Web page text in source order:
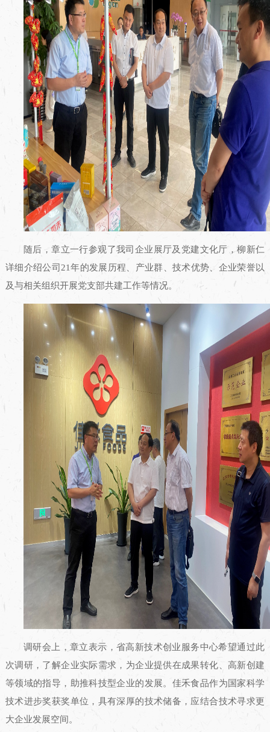
随后，章立一行参观了我司企业展厅及党建文化厅，柳新仁
详细介绍公司21年的发展历程、产业群、技术优势、企业荣誉以
及与相关组织开展党支部共建工作等情况。
调研会上，章立表示，省高新技术创业服务中心希望通过此
次调研，了解企业实际需求，为企业提供在成果转化、高新创建
等领域的指导，助推科技型企业的发展。佳禾食品作为国家科学
技术进步奖获奖单位，具有深厚的技术储备，应结合技术寻求更
大企业发展空间。